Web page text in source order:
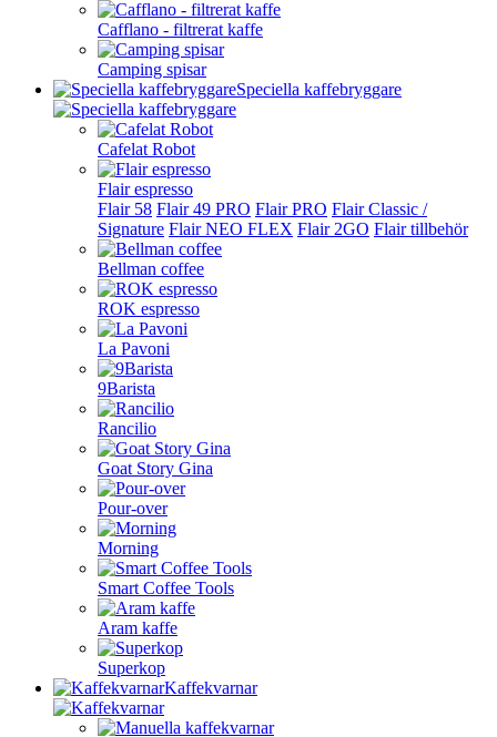
Cafflano - filtrerat kaffe
Camping spisar
Speciella kaffebryggare
Cafelat Robot
Flair espresso
Flair 58 Flair 49 PRO Flair PRO Flair Classic /
Signature Flair NEO FLEX Flair 2GO Flair tillbehör
Bellman coffee
ROK espresso
La Pavoni
9Barista
Rancilio
Goat Story Gina
Pour-over
Morning
Smart Coffee Tools
Aram kaffe
Superkop
Kaffekvarnar